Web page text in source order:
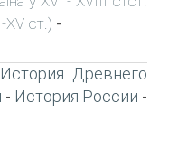
XV ст.) -
История Древнего
- История России -